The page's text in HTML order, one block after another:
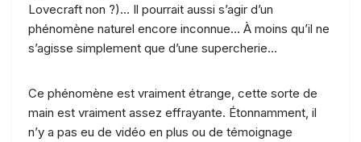
Lovecraft non ?)… Il pourrait aussi s’agir d’un
phénomène naturel encore inconnue… À moins qu’il ne
s’agisse simplement que d’une supercherie…
Ce phénomène est vraiment étrange, cette sorte de
main est vraiment assez effrayante. Étonnamment, il
n’y a pas eu de vidéo en plus ou de témoignage